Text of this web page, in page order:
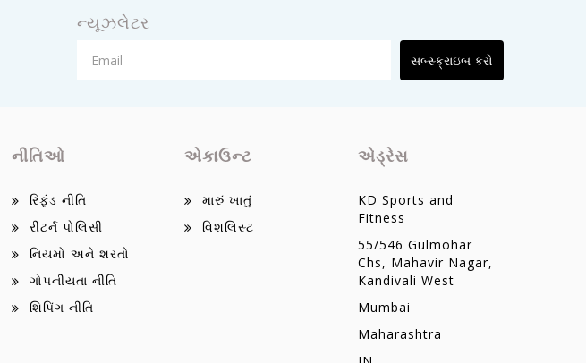
ન્યૂઝલેટર
સબ્સ્ક્રાઇબ કરો
નીતિઓ
રિફંડ નીતિ
રીટર્ન પોલિસી
નિયમો અને શરતો
ગોપનીયતા નીતિ
શિપિંગ નીતિ
એકાઉન્ટ
મારું ખાતું
વિશલિસ્ટ
એડ્રેસ
KD Sports and
Fitness
55/546 Gulmohar
Chs, Mahavir Nagar,
Kandivali West
Mumbai
Maharashtra